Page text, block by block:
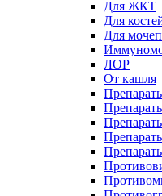
Для ЖКТ
Для
Для
ЛОР
От кашля